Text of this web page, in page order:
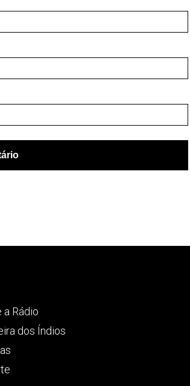
a Rádio
dos Índios